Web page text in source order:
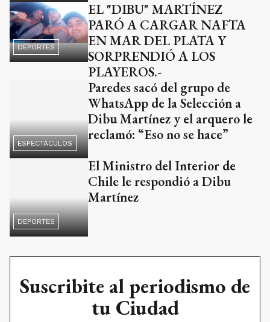
DEPORTES
EL "DIBU" MARTÍNEZ
PARÓ A CARGAR NAFTA
EN MAR DEL PLATA Y
SORPRENDIÓ A LOS
PLAYEROS.-
ESPECTÁCULOS
Paredes sacó del grupo de
WhatsApp de la Selección a
Dibu Martínez y el arquero le
reclamó: “Eso no se hace”
DEPORTES
El Ministro del Interior de
Chile le respondió a Dibu
Martínez
Suscribite al periodismo de
tu Ciudad